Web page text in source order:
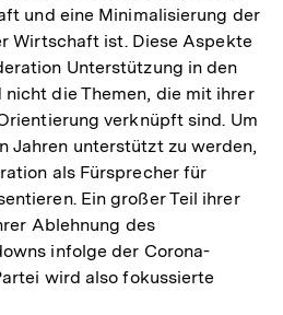
und eine Minimalisierung der
Wirtschaft ist. Diese Aspekte
Unterstützung in den
nicht die Themen, die mit ihrer
verknüpft sind. Um
Jahren unterstützt zu werden,
als Fürsprecher für
Ein großer Teil ihrer
Ablehnung des
infolge der Corona-
wird also fokussierte